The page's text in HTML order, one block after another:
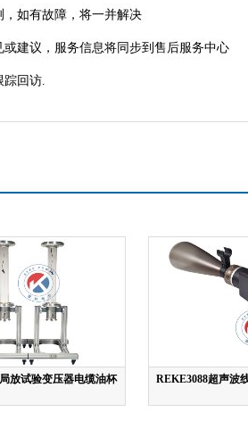
如有故障，将一并解决
建议，服务信息将同步到售后服务中心
回访.
放试验变压器电缆油杯 REKE3088超声波